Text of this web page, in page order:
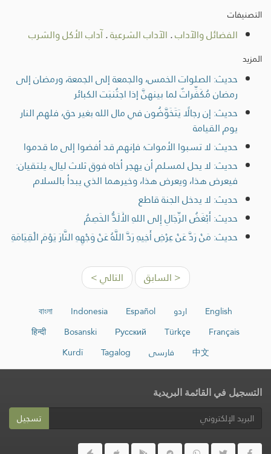
التصنيفات
الفضائل والآداب. الآداب الشرعية.آداب الأكل والشرب
المزيد
حديث: الصلوات الخمس، والجمعة إلى الجمعة، ورمضان إلى
رمضان مُكَفِّراتٌ لما بينهنَّ إذا اجتُنبَت الكبائر
حديث: إن رجالًا يَتَخَوَّضُون في مال الله بغير حق، فلهم النار
يوم القيامة
حديث: لا تسبوا الأموات؛ فإنهم قد أفضوا إلى ما قدموا
حديث: لا يحل لمسلم أن يهجر أخاه فوق ثلاث ليال، يلتقيان:
فيعرض هذا، ويعرض هذا، وخيرهما الذي يبدأ بالسلام
حديث: لا يدخل الجنة قاطع
حديث: أَبْغَضُ الرِّجَالِ إِلى اللهِ الأَلَدُّ الخَصِمُ
حديث: مَنْ رَدَّ عَنْ عِرْضِ أَخِيهِ رَدَّ اللَّهُ عَنْ وَجْهِهِ النَّارَ يَوْمَ الْقِيَامَةِ
< السابق التالي >
English اردو Español
Indonesia
বাংলা
Français
Türkçe
Русский
Bosanski
हिन्दी
中文
فارسی Tagalog
Kurdî
التسجيل في القائمة البريدية
تسجيل